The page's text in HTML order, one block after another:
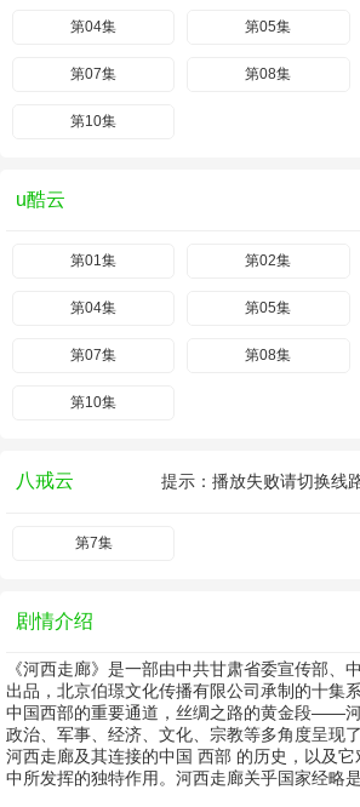
第04集 第05集
第07集 第08集
第10集
u酷云
第01集 第02集
第04集 第05集
第07集 第08集
第10集
八戒云 提示：播放失败请切换线
第7集
剧情介绍
《河西走廊》是一部由中共甘肃省委宣传部、
出品，北京伯璟文化传播有限公司承制的十集
中国西部的重要通道，丝绸之路的黄金段——
政治、军事、经济、文化、宗教等多角度呈现
河西走廊及其连接的中国 西部 的历史，以及
中所发挥的独特作用。河西走廊关乎国家经略